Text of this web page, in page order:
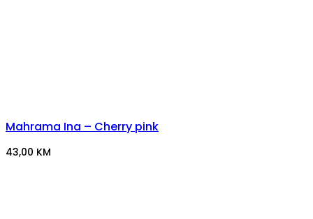
Mahrama Ina – Cherry pink
43,00 KM